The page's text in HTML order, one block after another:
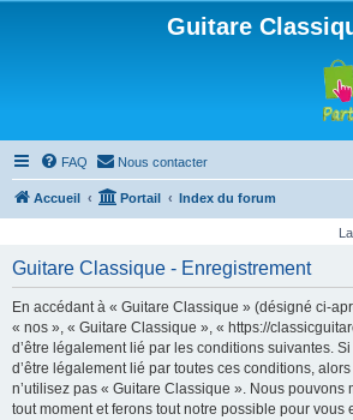
Guitare
FAQ Nous contacter
Accueil Portail Index du forum
Guitare Classique - Enregistrement
En accédant à « Guitare Classique » (désigné ci-
« nos », « Guitare Classique », « https://
d’être légalement lié par les conditions suivantes.
d’être légalement lié par toutes ces conditions, alors
n’utilisez pas « Guitare Classique ». Nous pouvons
tout moment et ferons tout notre possible pour vous